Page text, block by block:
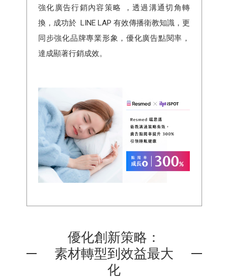
強化廣告行銷內容策略 ，透過溝通切角轉
換，成功於 LINE LAP 有效傳播衛教知識，更
同步強化品牌專業形象，優化廣告點閱率，
達成顯著行銷成效。
優化創新策略：
素材轉型到效益最大
化